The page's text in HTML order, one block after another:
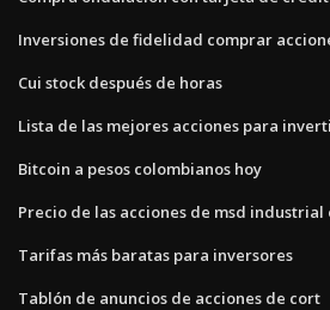
Inversiones de fidelidad comprar
Cui stock después de horas
Lista de las mejores acciones para
Bitcoin a pesos colombianos hoy
Precio de las acciones de msd
Tarifas más baratas para inversores
Tablón de anuncios de acciones de cort